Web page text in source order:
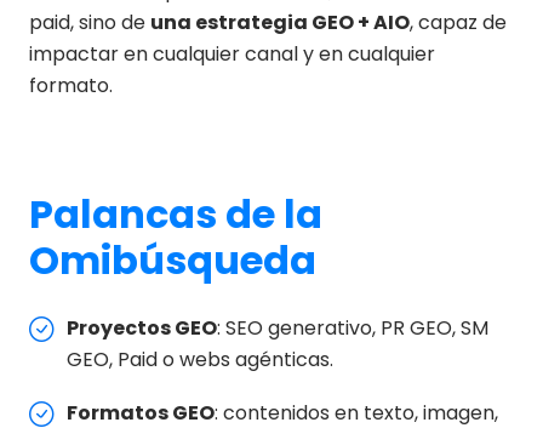
paid, sino de una estrategia GEO + AIO, capaz de
impactar en cualquier canal y en cualquier
formato.
Palancas de la
Omibúsqueda
Proyectos GEO: SEO generativo, PR GEO, SM
GEO, Paid o webs agénticas.
Formatos GEO: contenidos en texto, imagen,